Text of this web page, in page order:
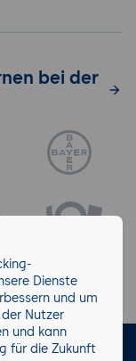
bei der
Dienste
und um
Nutzer
und kann
für die Zukunft